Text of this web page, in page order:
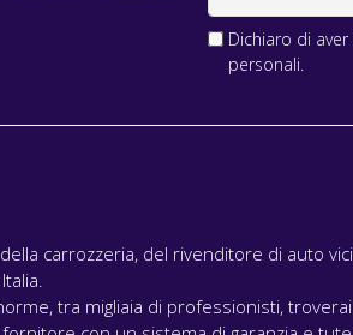
Dichiaro di
personali.
carrozzeria, del rivenditore di auto
tra migliaia di professionisti,